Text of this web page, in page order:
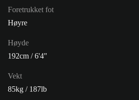
Foretrukket fot
Høyre
Høyde
192cm / 6'4"
Vekt
85kg / 187lb